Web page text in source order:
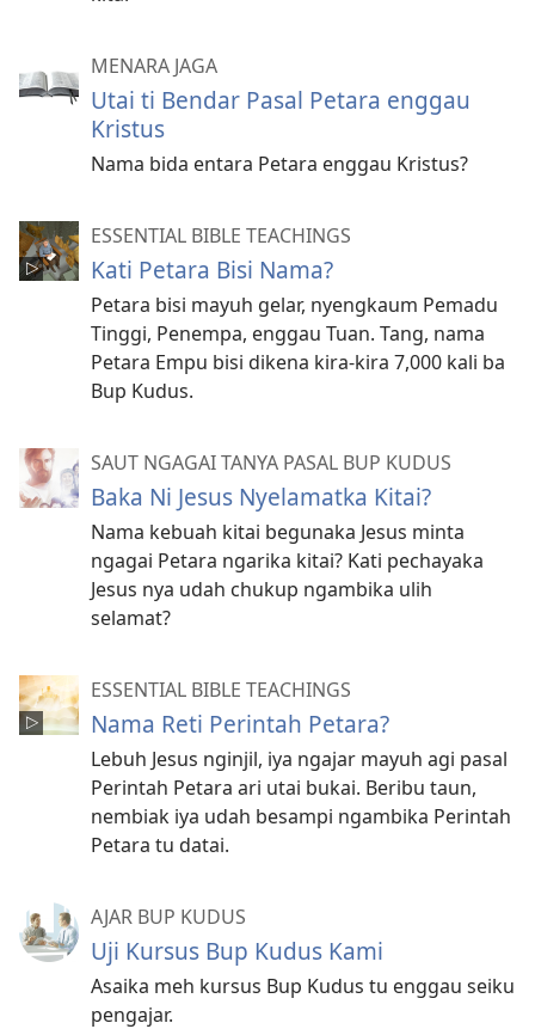
MENARA JAGA
Utai ti Bendar Pasal Petara enggau
Kristus
Nama bida entara Petara enggau Kristus?
ESSENTIAL BIBLE TEACHINGS
Kati Petara Bisi Nama?
Petara bisi mayuh gelar, nyengkaum Pemadu
Tinggi, Penempa, enggau Tuan. Tang, nama
Petara Empu bisi dikena kira-kira 7,000 kali ba
Bup Kudus.
SAUT NGAGAI TANYA PASAL BUP KUDUS
Baka Ni Jesus Nyelamatka Kitai?
Nama kebuah kitai begunaka Jesus minta
ngagai Petara ngarika kitai? Kati pechayaka
Jesus nya udah chukup ngambika ulih
selamat?
ESSENTIAL BIBLE TEACHINGS
Nama Reti Perintah Petara?
Lebuh Jesus nginjil, iya ngajar mayuh agi pasal
Perintah Petara ari utai bukai. Beribu taun,
nembiak iya udah besampi ngambika Perintah
Petara tu datai.
AJAR BUP KUDUS
Uji Kursus Bup Kudus Kami
Asaika meh kursus Bup Kudus tu enggau seiku
pengajar.